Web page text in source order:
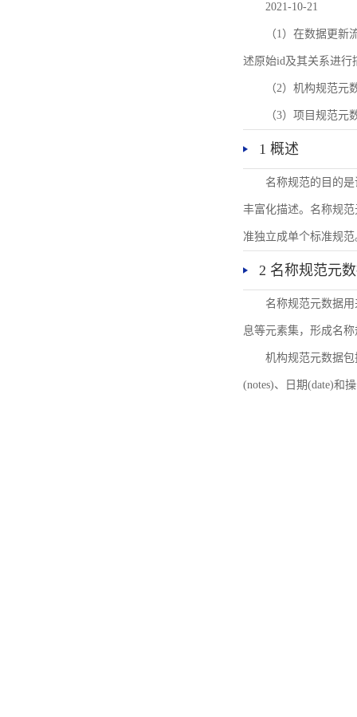
2021-10-21
（1）在数据更
述原始id及其关系进行
（2）机构规范元
（3）项目规范
1 概述
名称规范的目的
丰富化描述。名称规
准独立成单个标准规范
2 名称规范元
名称规范元数据
息等元素集，形成名
机构规范元数据
(notes)、日期(date)和